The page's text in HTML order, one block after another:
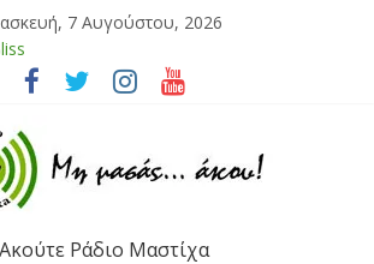
7 Αυγούστου, 2026
Μάνος Τρυπιάς & Γιώργος Στρατάκης
Ιορδάνης Αγαπητός
Μασάδη
Μπρεάζου
Ακούτε Ράδιο Μαστίχα